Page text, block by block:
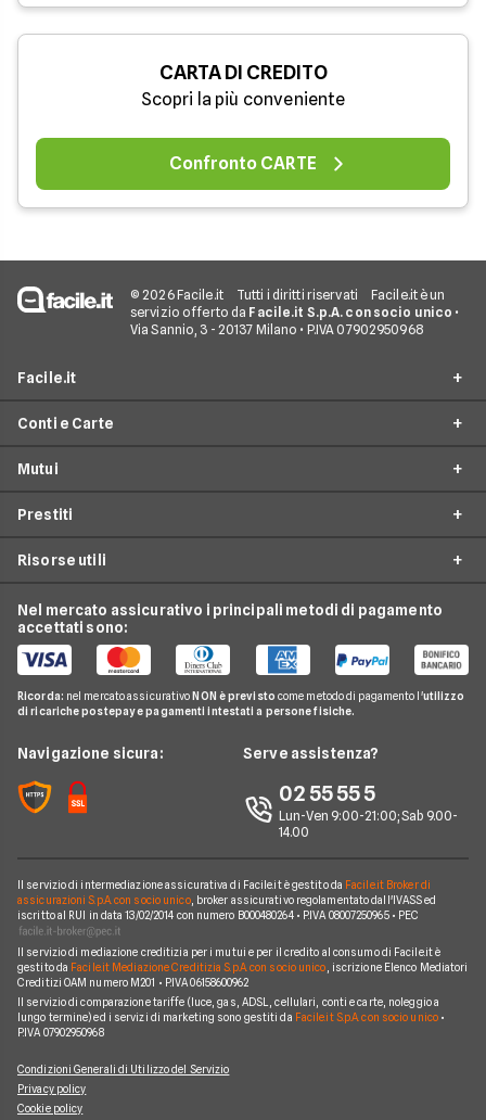
CARTA DI CREDITO
Scopri la più conveniente
Confronto CARTE
© 2026 Facile.it Tutti i diritti riservati
Facile.it è un
servizio offerto da Facile.it S.p.A. con socio unico •
Via Sannio, 3 - 20137 Milano • P.IVA 07902950968
Facile.it
Prestiti
Mutui
Conti e Carte
Telefonia Mobile
Pay TV
Noleggio Lungo Termine
News
Chi siamo
Perché scegliere Facile.it
Mappa del sito
Conti e Carte
Conto Corrente
Conto Deposito
Carta Prepagata
Mutui
Mutuo Prima Casa
Mutui Seconda Casa
Calcolo Rata Mutuo
Mutui INPDAP
Mutui Ristrutturazione
Prestiti
Prestito Personale
Cessione del Quinto
Prestito Auto
Piccoli Prestiti
Prestiti Veloci
Prestito INPS/INPDAP
Prestiti a Protestati
Consolidamento Debiti
Prestiti Moto
Prestiti per disoccupati
Prestiti senza busta paga
Risorse utili
Guide Prestiti
Guide Mutui
Guide Conti
Guide Carte
News Prestiti
News Carte
Nel mercato assicurativo i principali metodi di pagamento
accettati sono:
Ricorda: nel mercato assicurativo NON è previsto come metodo di pagamento l'utilizzo
di ricariche postepay e pagamenti intestati a persone fisiche.
Navigazione sicura: Serve assistenza?
02 55 55 5
Lun-Ven 9:00-21:00; Sab 9.00-
14.00
Il servizio di intermediazione assicurativa di Facile.it è gestito da Facile.it Broker di
assicurazioni S.p.A. con socio unico, broker assicurativo regolamentato dall'IVASS ed
iscritto al RUI in data 13/02/2014 con numero B000480264 • P.IVA 08007250965 • PEC
Il servizio di mediazione creditizia per i mutui e per il credito al consumo di Facile.it è
gestito da Facile.it Mediazione Creditizia S.p.A. con socio unico , iscrizione Elenco Mediatori
Creditizi OAM numero M201 • P.IVA 06158600962
Il servizio di comparazione tariffe (luce, gas, ADSL, cellulari, conti e carte, noleggio a
lungo termine) ed i servizi di marketing sono gestiti da Facile.it S.p.A. con socio unico•
P.IVA 07902950968
Condizioni Generali di Utilizzo del Servizio
Privacy policy
Cookie policy